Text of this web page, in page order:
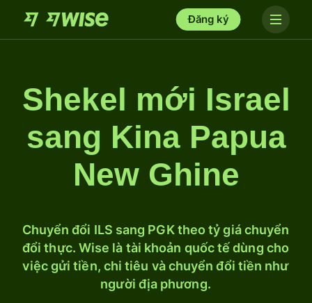
Đăng ký
Shekel mới Israel
sang Kina Papua
New Ghine
Chuyển đổi ILS sang PGK theo tỷ giá chuyển
đổi thực. Wise là tài khoản quốc tế dùng cho
việc gửi tiền, chi tiêu và chuyển đổi tiền như
người địa phương.